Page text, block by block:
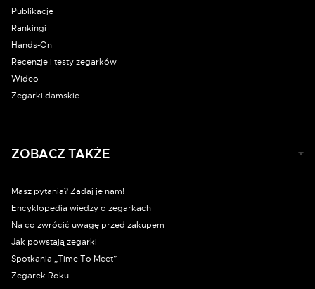
Publikacje
Rankingi
Hands-On
Recenzje i testy zegarków
Wideo
Zegarki damskie
ZOBACZ TAKŻE
Masz pytania? Zadaj je nam!
Encyklopedia wiedzy o zegarkach
Na co zwrócić uwagę przed zakupem
Jak powstają zegarki
Spotkania „Time To Meet”
Zegarek Roku